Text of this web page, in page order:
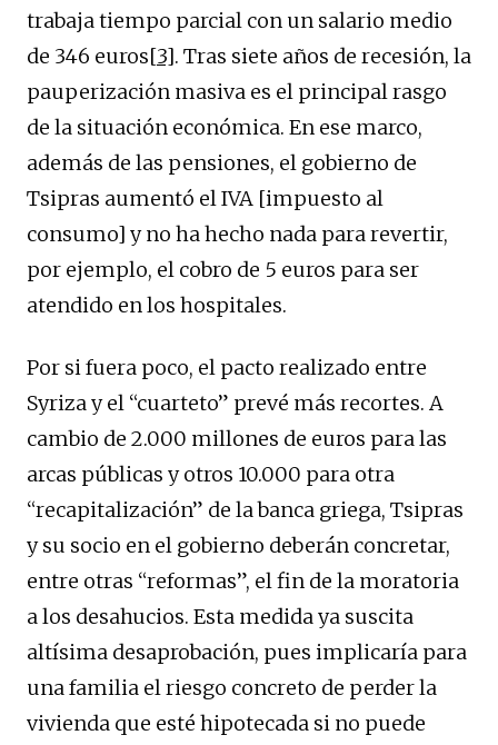
trabaja tiempo parcial con un salario medio
de 346 euros[3]. Tras siete años de recesión, la
pauperización masiva es el principal rasgo
de la situación económica. En ese marco,
además de las pensiones, el gobierno de
Tsipras aumentó el IVA [impuesto al
consumo] y no ha hecho nada para revertir,
por ejemplo, el cobro de 5 euros para ser
atendido en los hospitales.
Por si fuera poco, el pacto realizado entre
Syriza y el “cuarteto” prevé más recortes. A
cambio de 2.000 millones de euros para las
arcas públicas y otros 10.000 para otra
“recapitalización” de la banca griega, Tsipras
y su socio en el gobierno deberán concretar,
entre otras “reformas”, el fin de la moratoria
a los desahucios. Esta medida ya suscita
altísima desaprobación, pues implicaría para
una familia el riesgo concreto de perder la
vivienda que esté hipotecada si no puede